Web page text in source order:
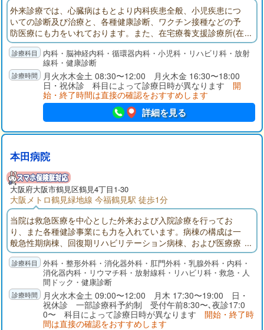
外来診療では、心臓病はもとより内科疾患全般、小児疾患につ
いての診断及び治療と、各種健康診断、ワクチン接種などの予
防医療にも力をいれております。また、在宅療養支援診療所(在
宅医療の中心的役割を担う診療所)として、緊急時の連絡体制お
よび24時間往診できる体制を確保した診療所で、地域の医療機
関や専門医との病診連携を密に行っています。
内科・脳神経内科・循環器内科・小児科・リハビリ科・放射
線科・健康診断
月火水木金土 08:30〜12:00 月火木金 16:30〜18:00
日・祝休診 科目によって診療日時が異なります 開
始・終了時間は直接の確認をおすすめします
詳細を見る
本田病院
大阪府大阪市鶴見区鶴見4丁目1-30
大阪メトロ鶴見緑地線 今福鶴見駅 徒歩1分
当院は救急医療を中心とした外来および入院診療を行ってお
り、また各種健診事業にも力を入れています。病棟の構成は一
般急性期病棟、回復期リハビリテーション病棟、および医療療
養型の病棟となっており、患者さまの病状に合わせた対応が可
能となっています。また訪問診療、訪問看護、訪問介護、訪問
リハビリ、ケアプランセンター、デイケアなどの事業部を通じ
て、在宅での医療、介護を行っております。
外科・整形外科・消化器外科・肛門外科・乳腺外科・内科・
消化器内科・リウマチ科・放射線科・リハビリ科・救急・人
間ドック・健康診断
月火水木金土 09:00〜12:00 月木 17:30〜19:00 日・
祝休診 一部診療科予約制 受付午前8:30〜､夜診17:0
0〜 科目によって診療日時が異なります 開始・終了時
間は直接の確認をおすすめします